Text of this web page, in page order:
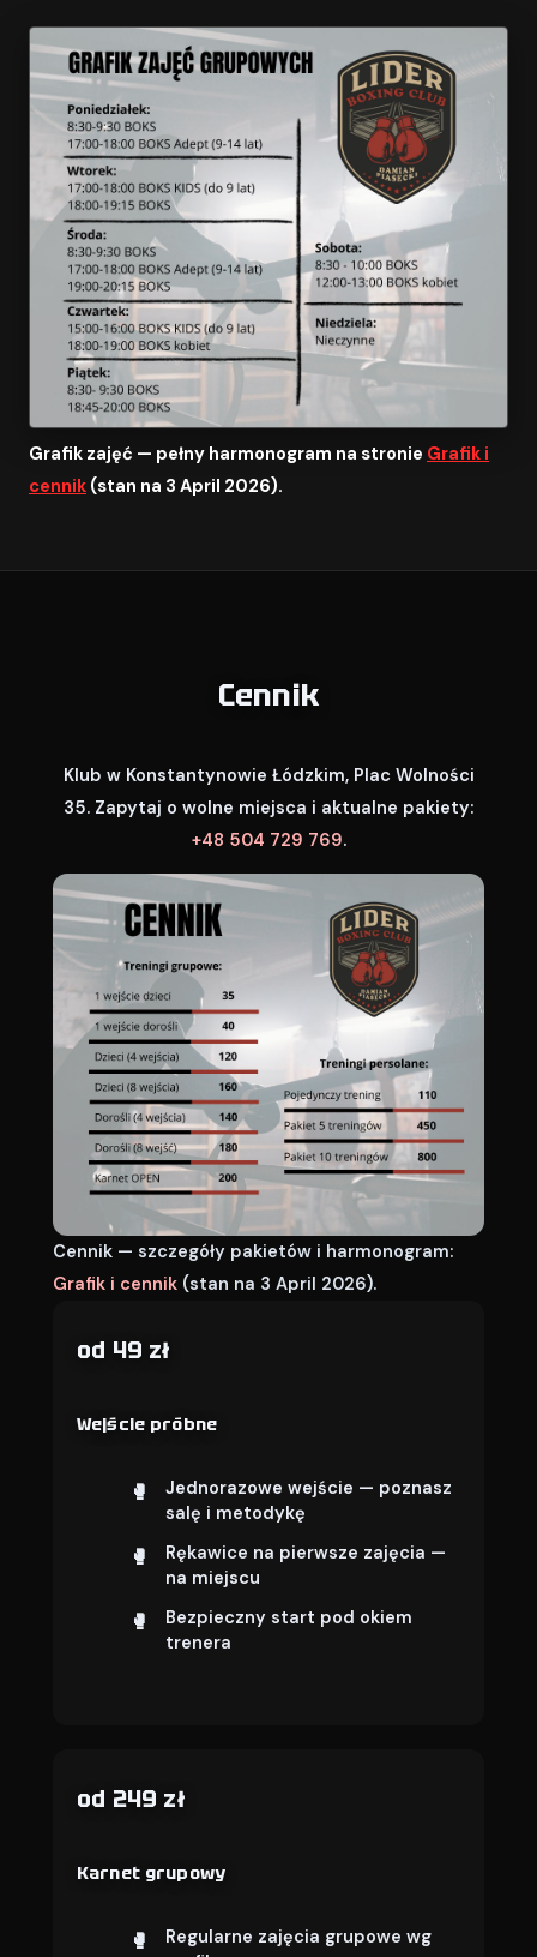
Grafik zajęć — pełny harmonogram na stronie Grafik i
cennik (stan na 3 April 2026).
Cennik
Klub w Konstantynowie Łódzkim, Plac Wolności
35. Zapytaj o wolne miejsca i aktualne pakiety:
+48 504 729 769.
Cennik — szczegóły pakietów i harmonogram:
Grafik i cennik (stan na 3 April 2026).
od 49 zł
Wejście próbne
Jednorazowe wejście — poznasz
salę i metodykę
Rękawice na pierwsze zajęcia —
na miejscu
Bezpieczny start pod okiem
trenera
od 249 zł
Karnet grupowy
Regularne zajęcia grupowe wg